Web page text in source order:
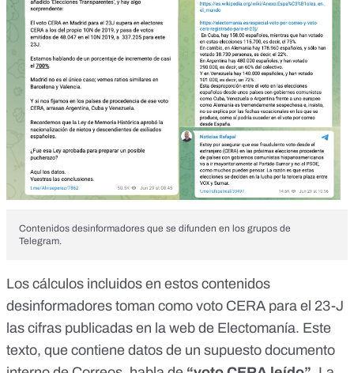
Contenidos desinformadores que se difunden en los grupos de
Telegram.
Los cálculos incluidos en estos contenidos
desinformadores toman como voto CERA para el 23-J
las cifras publicadas en la web de Electomanía. Este
texto, que contiene datos de un supuesto documento